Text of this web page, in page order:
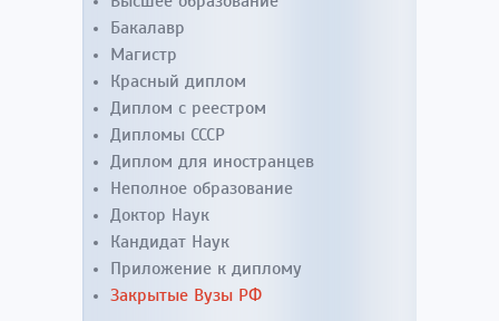
Бакалавр
Магистр
Красный диплом
Диплом с реестром
Дипломы СССР
Диплом для иностранцев
Неполное образование
Доктор Наук
Кандидат Наук
Приложение к диплому
Закрытые Вузы РФ